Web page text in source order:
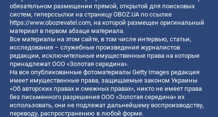
обязательном размещении прямой, открытой для поисковых
систем, гиперссылки на страницу OBOZ.UA по ссылке
https://www.obozrevatel.com, на которой размещен оригинальный
материал в первом абзаце материала.
Все материалы на этом сайте, в том числе интервью, статьи,
исследования – служебные произведения журналистов
редакции, исключительные имущественные права на которые
принадлежат ООО «Золотая середина».
На все опубликованные фотоматериалы Getty Images редакция
имеет имущественные права, защищаемые законом Украины
«Об авторских правах и смежных правах», никто не имеет права
без письменного разрешения ООО «Золотая середина» их
использовать, они не подлежат дальнейшему воспроизводству,
переводу, распространению в любой форме.